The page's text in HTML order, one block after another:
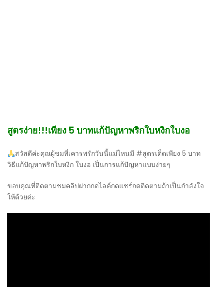
สูตรง่าย!!!เพียง 5 บาทแก้ปัญหาพริกใบหงิกใบงอ
สวัสดีค่ะคุณผู้ชมที่เคารพรักวันนี้แม่ไหนมี #สูตรเด็ดเพียง 5 บาท
วิธีแก้ปัญหาพริกใบหงิก ใบงอ เป็นการแก้ปัญหาแบบง่ายๆ
ขอบคุณที่ติดตามชมคลิปฝากกดไลค์กดแชร์กดติดตามถ้าเป็นกำลังใจ
ให้ด้วยค่ะ